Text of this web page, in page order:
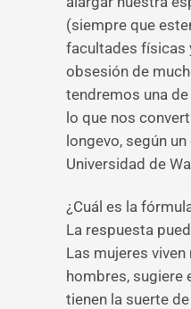
(siempre que
facultades físicas
obsesión de
tendremos una
lo que nos
longevo, según
Universidad de
¿Cuál es la
La respuesta
Las mujeres
hombres, sugiere
tienen la suerte